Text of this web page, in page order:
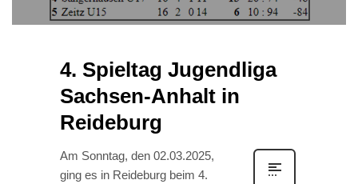
4. Spieltag Jugendliga
Sachsen-Anhalt in
Reideburg
Am Sonntag, den 02.03.2025,
ging es in Reideburg beim 4.